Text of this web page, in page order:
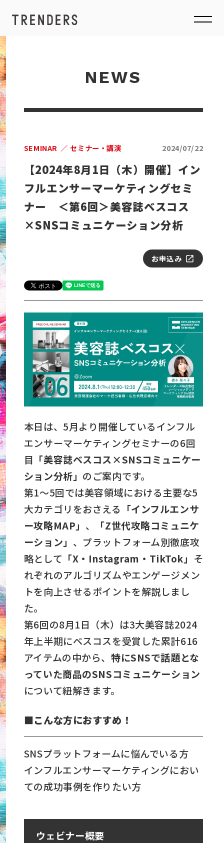
NEWS
SEMINAR セミナー・講演 2024/07/22
【2024年8月1日（木）開催】イン
フルエンサーマーケティングセミ
ナー ＜第6回＞美容誌ベスコス
×SNSコミュニケーション分析
お申込み
本日は、5月より開催しているインフル
エンサーマーケティングセミナーの6回
目 「美容誌ベスコス×SNSコミュニケー
ション分析」 のご案内です。
第1～5回では美容領域における主要な5
大カテゴリをおさえる 「インフルエンサ
ー攻略MAP」 、
「Z世代攻略コミュニケ
ーション」 、プラットフォーム別徹底攻
略として 「X・Instagram・TikTok」 そ
れぞれのアルゴリズムやエンゲージメン
トを向上させるポイントを解説しまし
た。
第6回の8月1日（木）は3大美容誌2024
年上半期にベスコスを受賞した累計616
アイテムの中から、 特にSNSで話題とな
っていた商品のSNSコミュニケーション
について紐解きます。
■こんな方におすすめ！
SNSプラットフォームに悩んでいる方
インフルエンサーマーケティングにおい
ての成功事例を作りたい方
ウェビナー概要